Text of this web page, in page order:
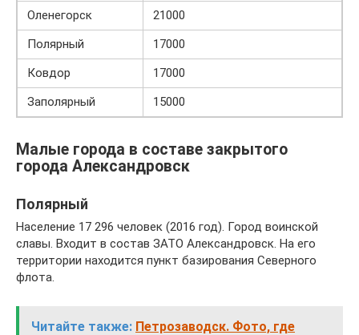
Оленегорск
21000
Полярный
17000
Ковдор
17000
Заполярный
15000
Малые города в составе закрытого
города Александровск
Полярный
Население 17 296 человек (2016 год). Город воинской
славы. Входит в состав ЗАТО Александровск. На его
территории находится пункт базирования Северного
флота.
Читайте также: Петрозаводск. Фото, где